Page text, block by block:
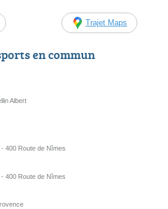
Trajet Maps
en commun
Albert
400 Route de Nîmes
400 Route de Nîmes